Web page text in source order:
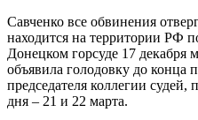
Савченко все обвинения
находится на территории РФ
Донецком горсуде 17 декабря
объявила голодовку до конца
председателя коллегии судей,
дня – 21 и 22 марта.